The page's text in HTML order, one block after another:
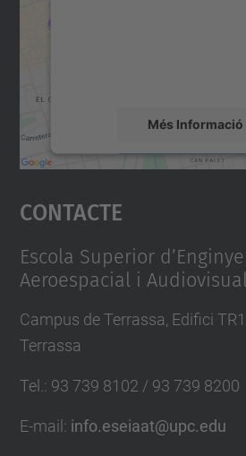
Més Informació
Accepta
powered by
Contacte
Escola Superior
Aeroespacial i
Campus de Terrassa, Edifici
Terrassa
Tel. : 93 739 8102 / 93 739 8200
E-mail: info.eseiaat@upc.edu